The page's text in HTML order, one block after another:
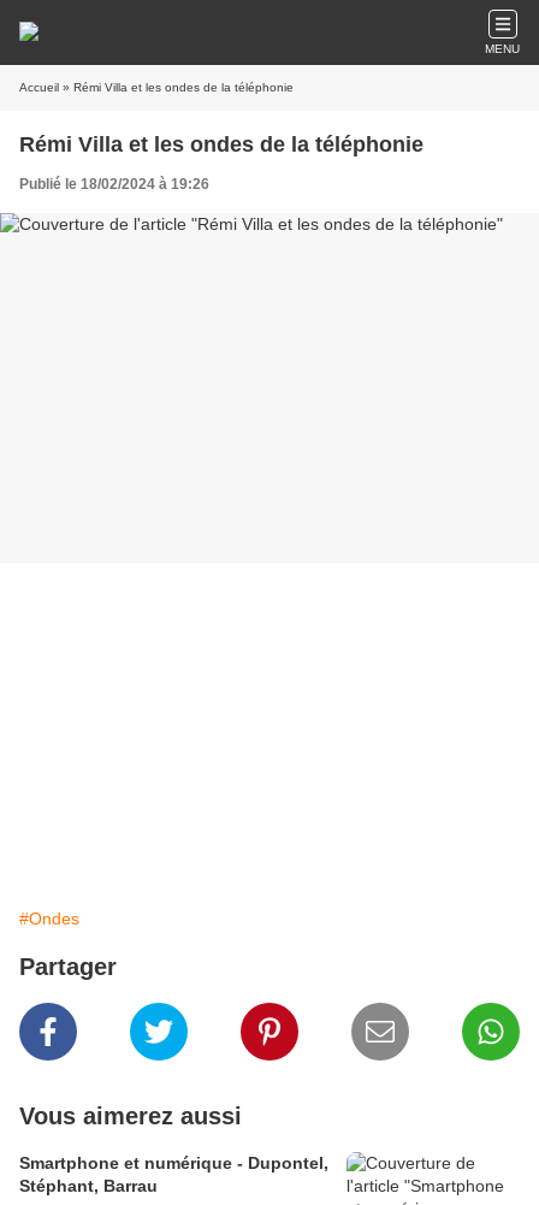
MENU
Accueil » Rémi Villa et les ondes de la téléphonie
Rémi Villa et les ondes de la téléphonie
Publié le 18/02/2024 à 19:26
#Ondes
Partager
Vous aimerez aussi
Smartphone et numérique - Dupontel,
Stéphant, Barrau